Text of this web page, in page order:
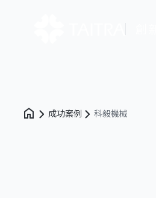
成功案例 科毅機械